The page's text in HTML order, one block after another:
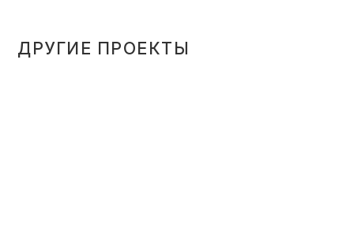
ДРУГИЕ ПРОЕКТЫ